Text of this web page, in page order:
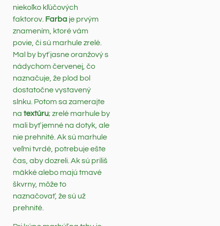
niekoľko kľúčových
faktorov. Farba je prvým
znamením, ktoré vám
povie, či sú marhule zrelé.
Mal by byť jasne oranžový s
nádychom červenej, čo
naznačuje, že plod bol
dostatočne vystavený
slnku. Potom sa zamerajte
na textúru; zrelé marhule by
mali byť jemné na dotyk, ale
nie prehnité. Ak sú marhule
veľmi tvrdé, potrebuje ešte
čas, aby dozreli. Ak sú príliš
mäkké alebo majú tmavé
škvrny, môže to
naznačovať, že sú už
prehnité.